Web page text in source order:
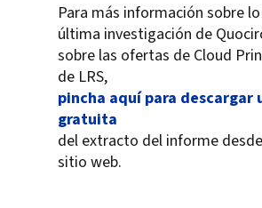
Para más información sobre
última investigación de
sobre las ofertas de Cloud
de LRS,
pincha aquí para descargar
gratuita
del extracto del informe
sitio web.